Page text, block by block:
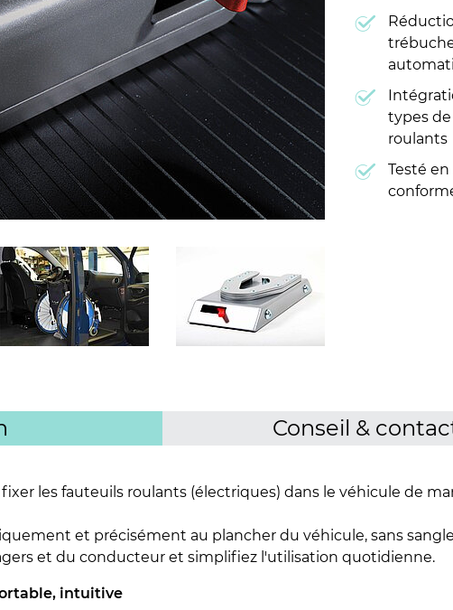
types
roulants
Testé
Conseil &
les fauteuils roulants (électriques) dans le véhicule de
et précisément au plancher du véhicule, sans
et du conducteur et simplifiez l'utilisation quotidienne.
intuitive